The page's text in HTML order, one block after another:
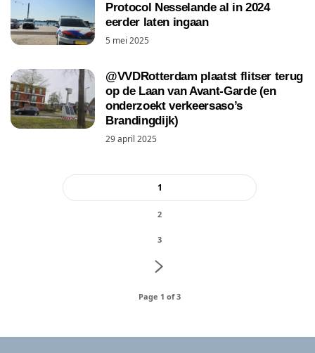
Protocol Nesselande al in 2024
eerder laten ingaan
5 mei 2025
@VVDRotterdam plaatst flitser terug
op de Laan van Avant-Garde (en
onderzoekt verkeersaso’s
Brandingdijk)
29 april 2025
1
2
3
Page 1 of 3